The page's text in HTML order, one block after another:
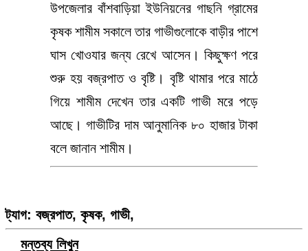
উপজেলার বাঁশবাড়িয়া ইউনিয়নের গাছনি গ্রামের
কৃষক শামীম সকালে তার গাভীগুলোকে বাড়ীর পাশে
ঘাস খোওযার জন্য রেখে আসেন। কিছুক্ষণ পরে
শুরু হয় বজ্রপাত ও বৃষ্টি। বৃষ্টি থামার পরে মাঠে
গিয়ে শামীম দেখেন তার একটি গাভী মরে পড়ে
আছে। গাভীটির দাম আনুমানিক ৮০ হাজার টাকা
বলে জানান শামীম।
ট্যাগ: বজ্রপাত, কৃষক, গাভী,
মন্তব্য লিখুন